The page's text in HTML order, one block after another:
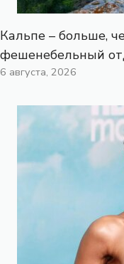
Кальпе – больше,
фешенебельный
6 августа, 2026